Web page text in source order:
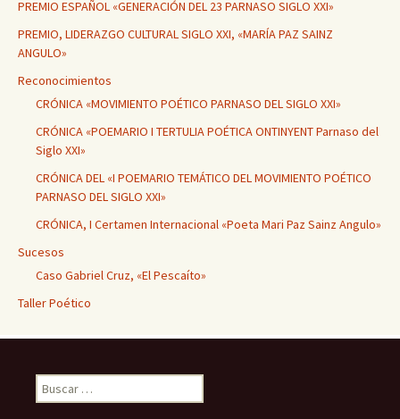
PREMIO ESPAÑOL «GENERACIÓN DEL 23 PARNASO SIGLO XXI»
PREMIO, LIDERAZGO CULTURAL SIGLO XXI, «MARÍA PAZ SAINZ
ANGULO»
Reconocimientos
CRÓNICA «MOVIMIENTO POÉTICO PARNASO DEL SIGLO XXI»
CRÓNICA «POEMARIO I TERTULIA POÉTICA ONTINYENT Parnaso del
Siglo XXI»
CRÓNICA DEL «I POEMARIO TEMÁTICO DEL MOVIMIENTO POÉTICO
PARNASO DEL SIGLO XXI»
CRÓNICA, I Certamen Internacional «Poeta Mari Paz Sainz Angulo»
Sucesos
Caso Gabriel Cruz, «El Pescaíto»
Taller Poético
Buscar: